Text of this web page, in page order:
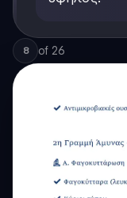
8 of 26